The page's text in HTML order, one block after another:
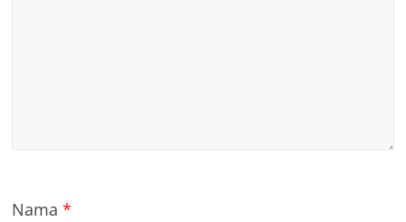
Nama*